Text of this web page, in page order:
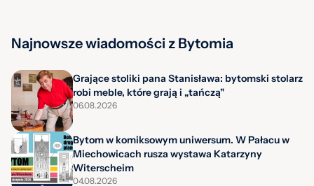
Najnowsze wiadomości z Bytomia
Grające stoliki pana Stanisława: bytomski stolarz
robi meble, które grają i „tańczą"
06.08.2026
Bytom w komiksowym uniwersum. W Pałacu w
Miechowicach rusza wystawa Katarzyny
Witerscheim
04.08.2026